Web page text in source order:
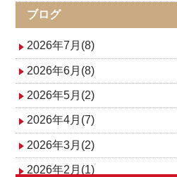
ー
シ
ョ
ン
ブログ
2026年7月(8)
2026年6月(8)
2026年5月(2)
2026年4月(7)
2026年3月(2)
2026年2月(1)